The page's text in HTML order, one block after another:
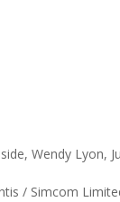
Wendy Lyon,
/ Simcom